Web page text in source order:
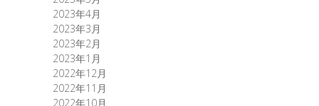
2023年4月
2023年3月
2023年2月
2023年1月
2022年12月
2022年11月
2022年10月